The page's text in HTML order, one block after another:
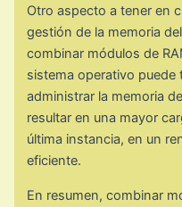
Otro aspecto a tener en
gestión de la memoria
combinar módulos de
sistema operativo puede
administrar la memoria
resultar en una mayor
última instancia, en un
eficiente.
En resumen, combinar